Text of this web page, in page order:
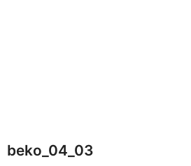
beko_04_03